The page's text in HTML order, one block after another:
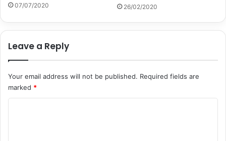
07/07/2020 26/02/2020
Leave a Reply
Your email address will not be published. Required fields are
marked *